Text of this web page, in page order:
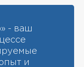
- ваш
и